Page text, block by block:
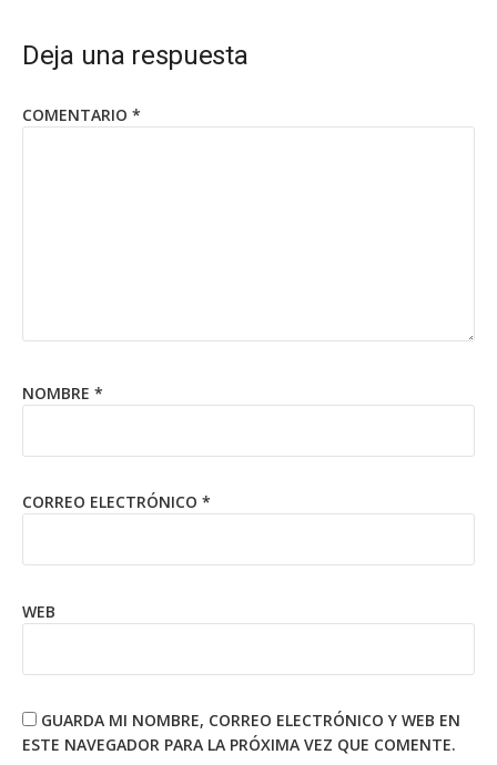
Deja una respuesta
COMENTARIO *
NOMBRE *
CORREO ELECTRÓNICO *
WEB
GUARDA MI NOMBRE, CORREO ELECTRÓNICO Y WEB EN
ESTE NAVEGADOR PARA LA PRÓXIMA VEZ QUE COMENTE.